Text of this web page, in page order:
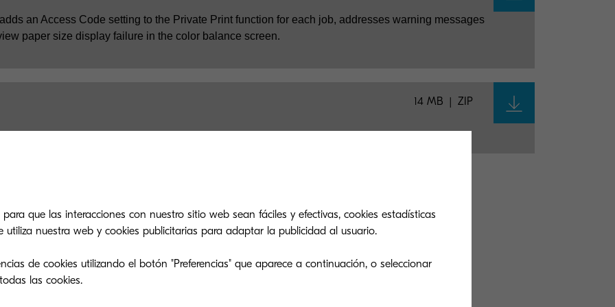
an Access Code setting to the Private Print function for each job, addresses warning messages
paper size display failure in the color balance screen.
14 MB ZIP
encuentras lo que estás buscando?
de soporte es tan eficiente como nuestras soluciones.
para que las interacciones con nuestro sitio web sean fáciles y efectivas, cookies estadísticas
utiliza nuestra web y cookies publicitarias para adaptar la publicidad al usuario.
de cookies utilizando el botón "Preferencias" que aparece a continuación, o seleccionar
"Acepto" para continuar con todas las cookies.